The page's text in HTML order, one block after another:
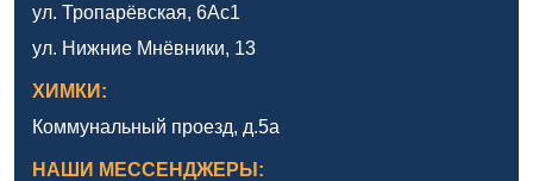
ул. Тропарёвская, 6Ас1
ул. Нижние Мнёвники, 13
ХИМКИ:
Коммунальный проезд, д.5а
НАШИ МЕССЕНДЖЕРЫ: